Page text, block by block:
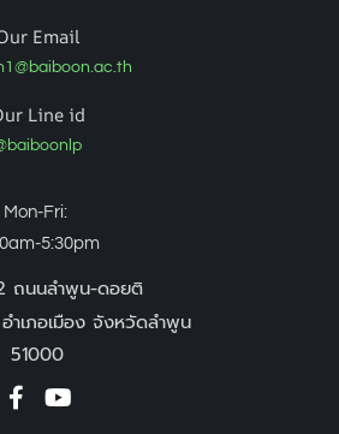
Email
Line id
Mon-Fri:
5:30pm
ถนนลำพูน-ดอยติ
ำเภอเมือง จังหวัดลำพูน
51000